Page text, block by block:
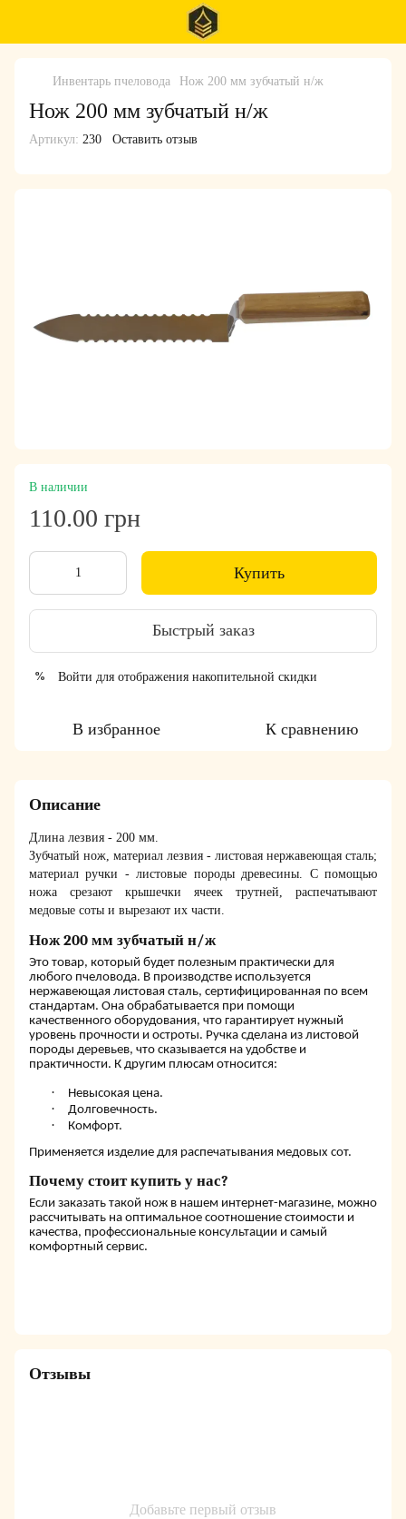
Инвентарь пчеловода Нож 200 мм зубчатый н/ж
Нож 200 мм зубчатый н/ж
Артикул: 230 Оставить отзыв
В наличии
110.00 грн
Купить
Быстрый заказ
% Войти для отображения накопительной скидки
В избранное К сравнению
Описание
Длина лезвия - 200 мм.
Зубчатый нож, материал лезвия - листовая нержавеющая сталь;
материал ручки - листовые породы древесины. С помощью
ножа срезают крышечки ячеек трутней, распечатывают
медовые соты и вырезают их части.
Нож 200 мм зубчатый н/ж
Это товар, который будет полезным практически для
любого пчеловода. В производстве используется
нержавеющая листовая сталь, сертифицированная по всем
стандартам. Она обрабатывается при помощи
качественного оборудования, что гарантирует нужный
уровень прочности и остроты. Ручка сделана из листовой
породы деревьев, что сказывается на удобстве и
практичности. К другим плюсам относится:
· Невысокая цена.
· Долговечность.
·
Комфорт.
Применяется изделие для распечатывания медовых сот.
Почему стоит купить у нас?
Если заказать такой нож в нашем интернет-магазине, можно
рассчитывать на оптимальное соотношение стоимости и
качества, профессиональные консультации и самый
комфортный сервис.
Отзывы
Добавьте первый отзыв